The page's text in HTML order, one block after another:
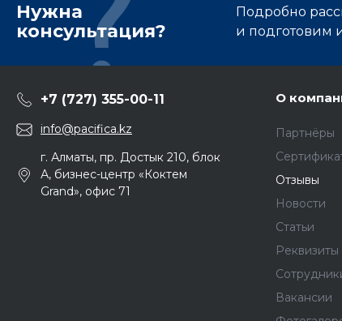
Нужна
консультация?
Подробно
и подготовим
+7 (727) 355-00-11
info@pacifica.kz
г. Алматы, пр. Достык 210, блок
А, бизнес-центр «Коктем
Grand», офис 71
О
Партнёры
Отзывы
Новости
Статьи
Реквизиты
Вакансии